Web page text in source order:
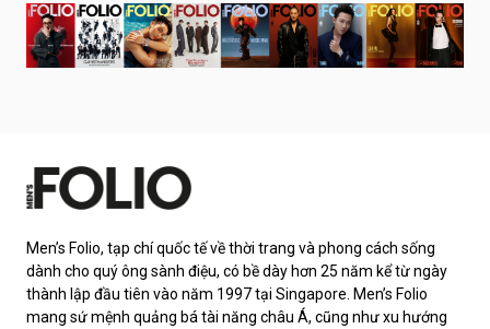
Men’s Folio, tạp chí quốc tế về thời trang và phong cách sống
dành cho quý ông sành điệu, có bề dày hơn 25 năm kể từ ngày
thành lập đầu tiên vào năm 1997 tại Singapore. Men’s Folio
mang sứ mệnh quảng bá tài năng châu Á, cũng như xu hướng